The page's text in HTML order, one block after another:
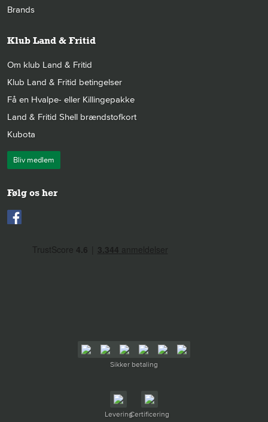
Brands
Klub Land & Fritid
Om klub Land & Fritid
Klub Land & Fritid betingelser
Få en Hvalpe- eller Killingepakke
Land & Fritid Shell brændstofkort
Kubota
Bliv medlem
Følg os her
Sikker betaling
LeveringCertificering